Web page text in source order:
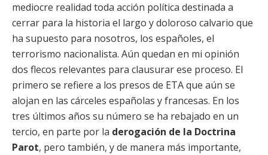
mediocre realidad toda acción política destinada a
cerrar para la historia el largo y doloroso calvario que
ha supuesto para nosotros, los españoles, el
terrorismo nacionalista. Aún quedan en mi opinión
dos flecos relevantes para clausurar ese proceso. El
primero se refiere a los presos de ETA que aún se
alojan en las cárceles españolas y francesas. En los
tres últimos años su número se ha rebajado en un
tercio, en parte por la derogación de la Doctrina
Parot, pero también, y de manera más importante,